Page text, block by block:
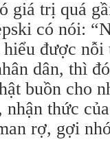
giá trị quá
có nói:
được nỗi
dân, thì
buồn cho
thức
rợ, gợi